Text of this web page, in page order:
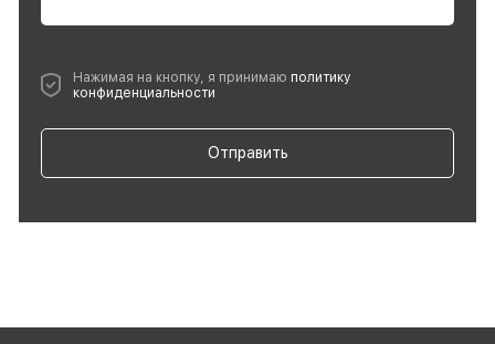
Нажимая на кнопку, я принимаю политику
конфиденциальности
Отправить